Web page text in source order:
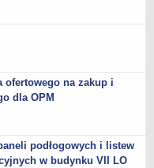
ofertowego na zakup i
dla OPM
podłogowych i listew
w budynku VII LO